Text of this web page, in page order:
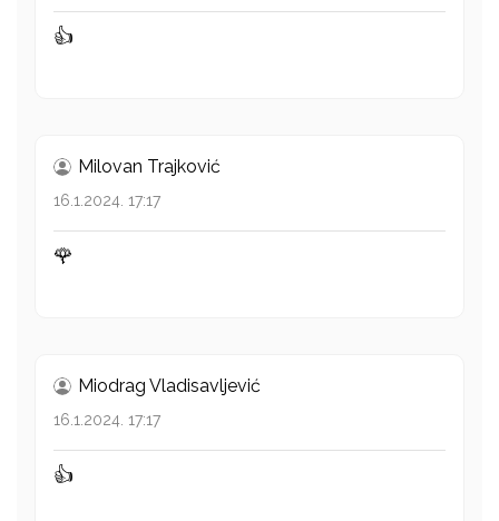
👍
Milovan Trajković
16.1.2024. 17:17
🌹
Miodrag Vladisavljević
16.1.2024. 17:17
👍